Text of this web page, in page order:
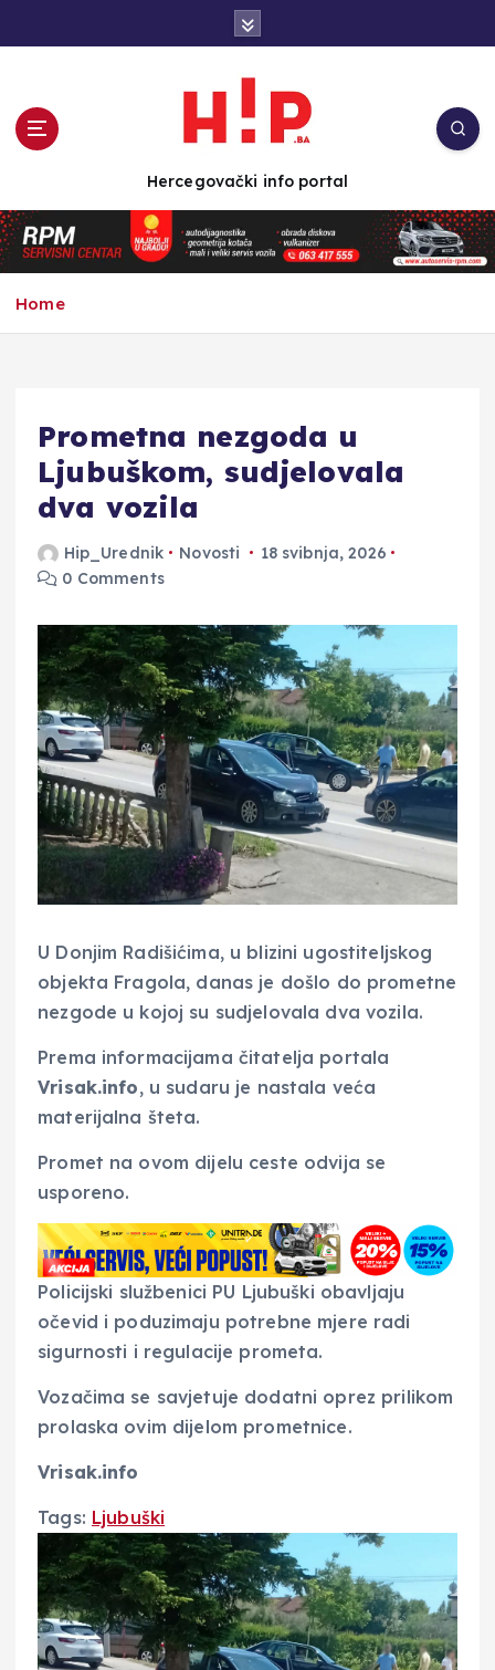
n
t
e
Hercegovački info portal
Home
Prometna nezgoda u
Ljubuškom, sudjelovala
dva vozila
Hip_Urednik Novosti
18 svibnja, 2026
0 Comments
U Donjim Radišićima, u blizini ugostiteljskog
objekta Fragola, danas je došlo do prometne
nezgode u kojoj su sudjelovala dva vozila.
Prema informacijama čitatelja portala
Vrisak.info, u sudaru je nastala veća
materijalna šteta.
Promet na ovom dijelu ceste odvija se
usporeno.
Policijski službenici PU Ljubuški obavljaju
očevid i poduzimaju potrebne mjere radi
sigurnosti i regulacije prometa.
Vozačima se savjetuje dodatni oprez prilikom
prolaska ovim dijelom prometnice.
Vrisak.info
Tags: Ljubuški